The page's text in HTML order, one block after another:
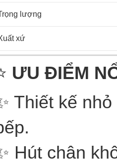
lượng
xứ
ƯU ĐIỂM
Thiết kế
Hút chân